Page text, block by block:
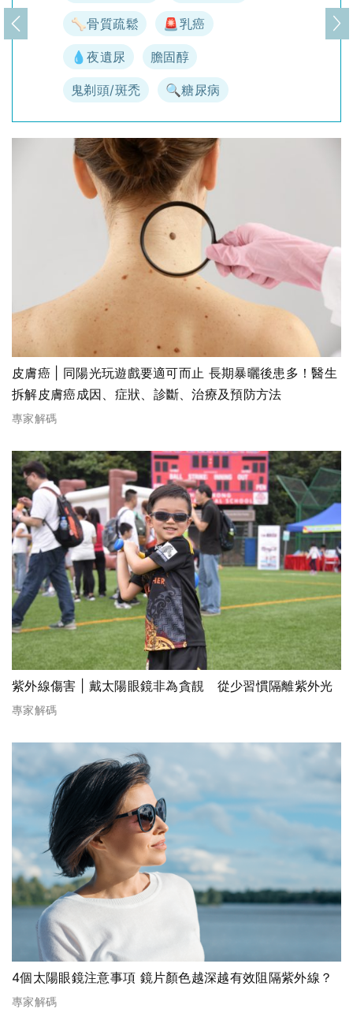
🦴骨質疏鬆 🚨乳癌
💧夜遺尿 膽固醇
鬼剃頭/斑禿 🔍糖尿病
上一頁 下
皮膚癌 | 同陽光玩遊戲要適可而止 長期暴曬後患多！醫生
拆解皮膚癌成因、症狀、診斷、治療及預防方法
專家解碼
紫外線傷害 | 戴太陽眼鏡非為貪靚 從少習慣隔離紫外光
專家解碼
4個太陽眼鏡注意事項 鏡片顏色越深越有效阻隔紫外線？
專家解碼